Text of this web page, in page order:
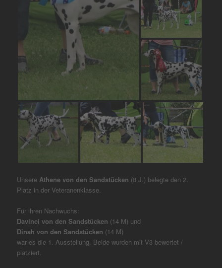
UnsereAthene von den Sandstücken (8 J.) belegte den 2.
Platz in der Veteranenklasse.
Für ihren Nachwuchs:
Davinci von den Sandstücken (14 M) und
Dinah von den Sandstücken (14 M)
war es die 1. Ausstellung. Beide wurden mit V3 bewertet /
platziert.